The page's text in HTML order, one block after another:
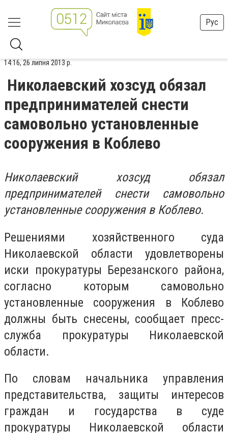
Рус
14:16, 26 липня 2013 р.
Николаевский хозсуд обязал
предпринимателей снести
самовольно установленные
сооружения в Коблево
Николаевский хозсуд обязал
предпринимателей снести самовольно
установленные сооружения в Коблево.
Решениями хозяйственного суда
Николаевской области удовлетворены
иски прокуратуры Березанского района,
согласно которым самовольно
установленные сооружения в Коблево
должны быть снесены, сообщает пресс-
служба прокуратуры Николаевской
области.
По словам начальника управления
представительства, защиты интересов
граждан и государства в суде
прокуратуры Николаевской области